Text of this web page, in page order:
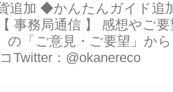
追加 ◆かんたんガイド追
事務局通信 】 感想やご
の「ご意見・ご要望」か
Twitter：@okanereco